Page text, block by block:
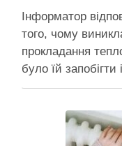
Інформатор
того, чому
прокладання
було їй
дерев триває,
суботу, 8 серпня
почалася вже …